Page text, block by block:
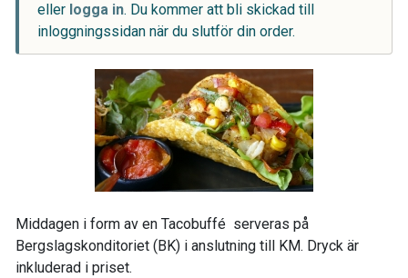
eller logga in. Du kommer att bli skickad till
inloggningssidan när du slutför din order.
Middagen i form av en Tacobuffé serveras på
Bergslagskonditoriet (BK) i anslutning till KM. Dryck är
inkluderad i priset.